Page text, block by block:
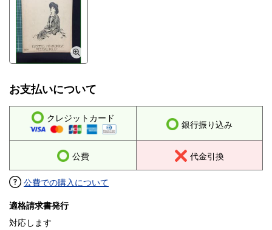
お支払いについて
クレジットカード
銀行振り込み
公費 代金引換
公費での購入について
適格請求書発行
対応します